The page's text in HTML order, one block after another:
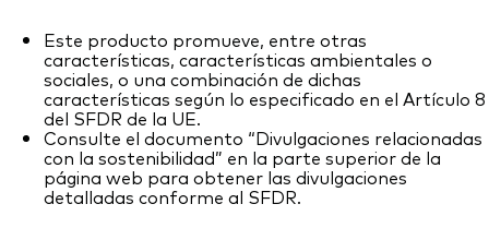
Este producto promueve, entre otras
características, características ambientales o
sociales, o una combinación de dichas
características según lo especificado en el Artículo 8
del SFDR de la UE.
Consulte el documento “Divulgaciones relacionadas
con la sostenibilidad” en la parte superior de la
página web para obtener las divulgaciones
detalladas conforme al SFDR.